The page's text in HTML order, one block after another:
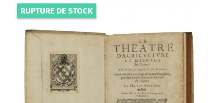
RUPTURE DE STOCK